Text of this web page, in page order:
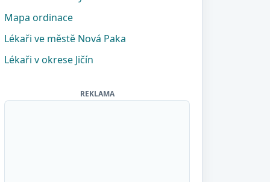
Mapa ordinace
Lékaři ve městě Nová Paka
Lékaři v okrese Jičín
REKLAMA